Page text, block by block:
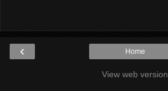
‹ Home
View web version